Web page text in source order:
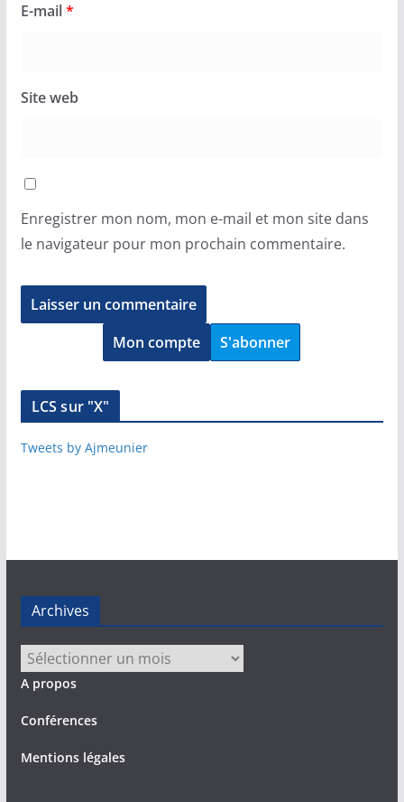
E-mail*
Site web
Enregistrer mon nom, mon e-mail et mon site dans
le navigateur pour mon prochain commentaire.
Mon compte S'abonner
LCS sur "X"
Tweets by Ajmeunier
Archives
Archives
A propos
Conférences
Mentions légales